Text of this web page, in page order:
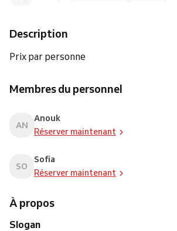
Description
Prix par personne
Membres du personnel
AN
Anouk
Réserver maintenant
SO
Sofia
Réserver maintenant
À propos
Slogan